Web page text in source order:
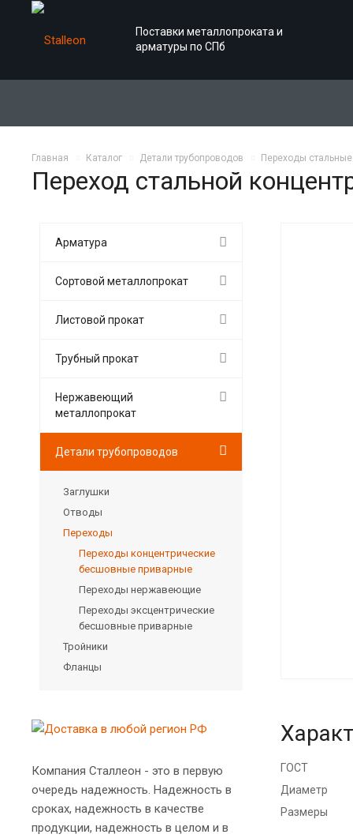
Поставки металлопроката и
арматуры по СПб
Главная Каталог Детали трубопроводов Переходы стальные
Переход стальной
ГОСТ
Диаметр
Размеры
Арматура
Сортовой металлопрокат
Листовой прокат
Трубный прокат
Нержавеющий
металлопрокат
Детали трубопроводов
Заглушки
Отводы
Переходы
Переходы концентрические
бесшовные приварные
Переходы нержавеющие
Переходы эксцентрические
бесшовные приварные
Тройники
Фланцы
Компания Сталлеон - это в первую
очередь надежность. Надежность в
сроках, надежность в качестве
продукции, надежность в целом и в